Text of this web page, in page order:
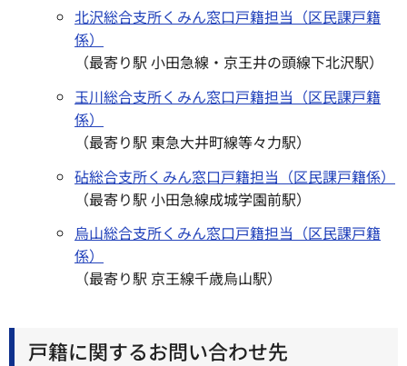
北沢総合支所くみん窓口戸籍担当（区民課戸籍
係）
（最寄り駅 小田急線・京王井の頭線下北沢駅）
玉川総合支所くみん窓口戸籍担当（区民課戸籍
係）
（最寄り駅 東急大井町線等々力駅）
砧総合支所くみん窓口戸籍担当（区民課戸籍係）
（最寄り駅 小田急線成城学園前駅）
烏山総合支所くみん窓口戸籍担当（区民課戸籍
係）
（最寄り駅 京王線千歳烏山駅）
戸籍に関するお問い合わせ先